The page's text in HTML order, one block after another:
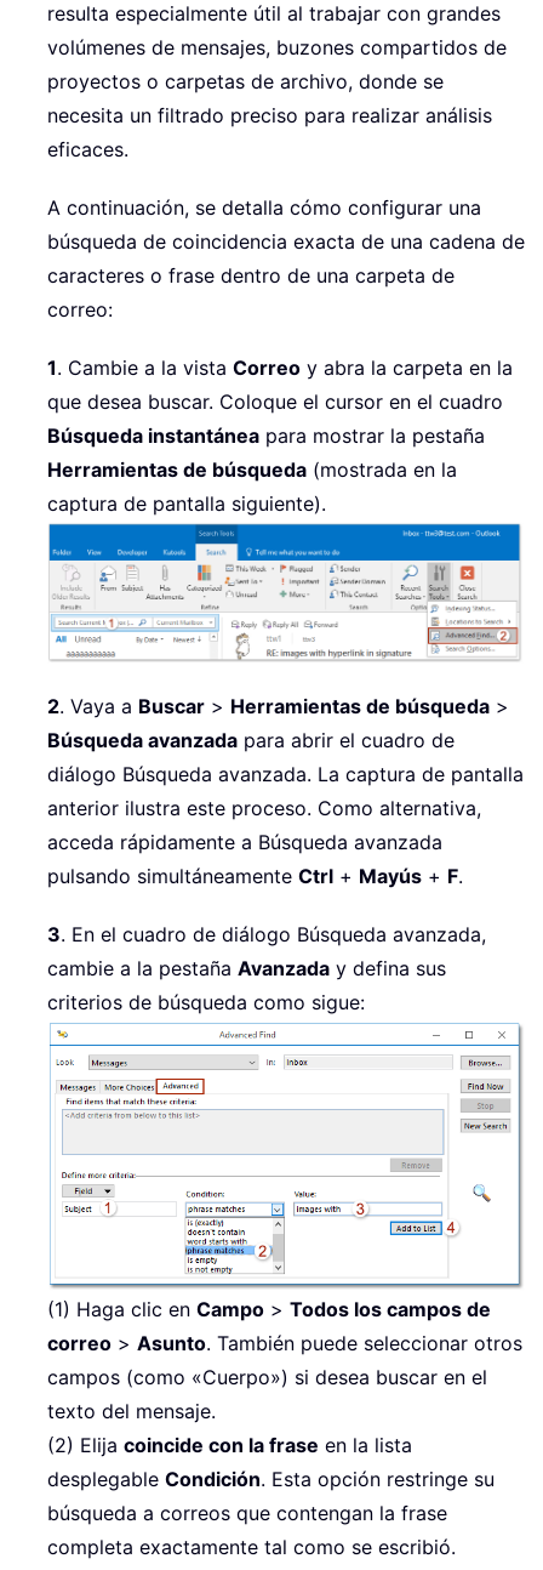
resulta especialmente útil al trabajar con grandes
volúmenes de mensajes, buzones compartidos de
proyectos o carpetas de archivo, donde se
necesita un filtrado preciso para realizar análisis
eficaces.
A continuación, se detalla cómo configurar una
búsqueda de coincidencia exacta de una cadena de
caracteres o frase dentro de una carpeta de
correo:
1. Cambie a la vista Correo y abra la carpeta en la
que desea buscar. Coloque el cursor en el cuadro
Búsqueda instantánea para mostrar la pestaña
Herramientas de búsqueda (mostrada en la
captura de pantalla siguiente).
2. Vaya a Buscar > Herramientas de búsqueda >
Búsqueda avanzada para abrir el cuadro de
diálogo Búsqueda avanzada. La captura de pantalla
anterior ilustra este proceso. Como alternativa,
acceda rápidamente a Búsqueda avanzada
pulsando simultáneamente Ctrl + Mayús + F.
3. En el cuadro de diálogo Búsqueda avanzada,
cambie a la pestaña Avanzada y defina sus
criterios de búsqueda como sigue:
(1) Haga clic en Campo > Todos los campos de
correo > Asunto. También puede seleccionar otros
campos (como «Cuerpo») si desea buscar en el
texto del mensaje.
(2) Elija coincide con la frase en la lista
desplegable Condición. Esta opción restringe su
búsqueda a correos que contengan la frase
completa exactamente tal como se escribió.